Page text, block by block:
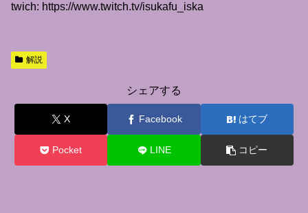
twich: https://www.twitch.tv/isukafu_iska
解説
シェアする
X Facebook はてブ
Pocket LINE コピー